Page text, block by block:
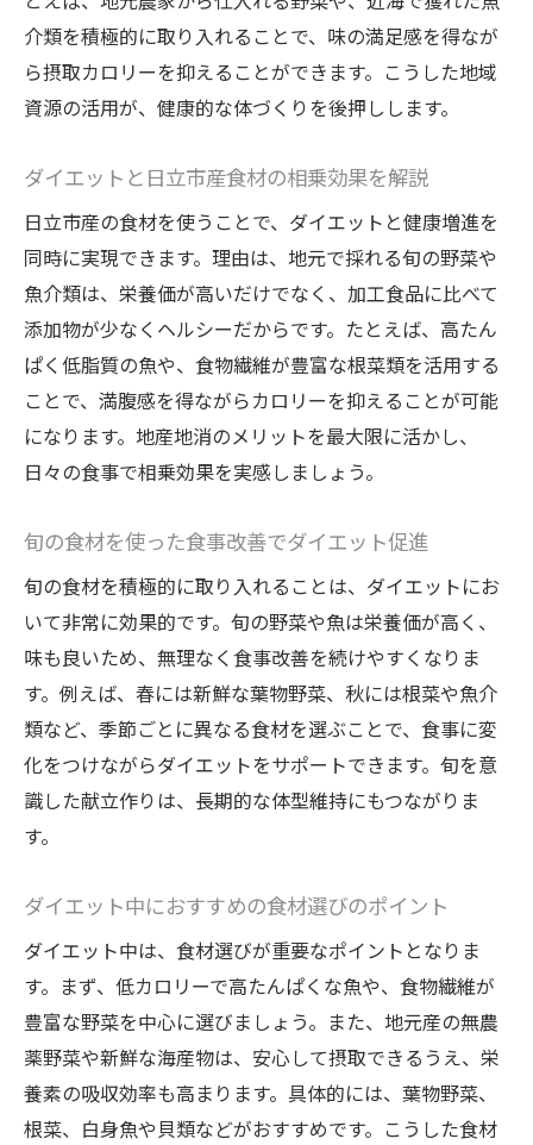
無理せず楽しめるダイエット習慣の作り方
食事改善を楽しむための工夫とアイデア
ダイエットを楽しく続けるメンタルケアの
日常に溶け込む負担の少ないダイエット法
続けやすい食事改善で健康維持を目指す
継続しやすい食事改善が健康維持の鍵
ダイエットと健康維持を両立する食生活と
は
食事改善の積み重ねが未来の健康をつくる
無理なく続けるための食事管理ポイント
毎日の食事改善で体調変化を実感する方法
介類を積極的に取り入れることで、味の満足感を得なが
ら摂取カロリーを抑えることができます。こうした地域
資源の活用が、健康的な体づくりを後押しします。
ダイエットと日立市産食材の相乗効果を解説
日立市産の食材を使うことで、ダイエットと健康増進を
同時に実現できます。理由は、地元で採れる旬の野菜や
魚介類は、栄養価が高いだけでなく、加工食品に比べて
添加物が少なくヘルシーだからです。たとえば、高たん
ぱく低脂質の魚や、食物繊維が豊富な根菜類を活用する
ことで、満腹感を得ながらカロリーを抑えることが可能
になります。地産地消のメリットを最大限に活かし、
日々の食事で相乗効果を実感しましょう。
旬の食材を使った食事改善でダイエット促進
旬の食材を積極的に取り入れることは、ダイエットにお
いて非常に効果的です。旬の野菜や魚は栄養価が高く、
味も良いため、無理なく食事改善を続けやすくなりま
す。例えば、春には新鮮な葉物野菜、秋には根菜や魚介
類など、季節ごとに異なる食材を選ぶことで、食事に変
化をつけながらダイエットをサポートできます。旬を意
識した献立作りは、長期的な体型維持にもつながりま
す。
ダイエット中におすすめの食材選びのポイント
ダイエット中は、食材選びが重要なポイントとなりま
す。まず、低カロリーで高たんぱくな魚や、食物繊維が
豊富な野菜を中心に選びましょう。また、地元産の無農
薬野菜や新鮮な海産物は、安心して摂取できるうえ、栄
養素の吸収効率も高まります。具体的には、葉物野菜、
根菜、白身魚や貝類などがおすすめです。こうした食材